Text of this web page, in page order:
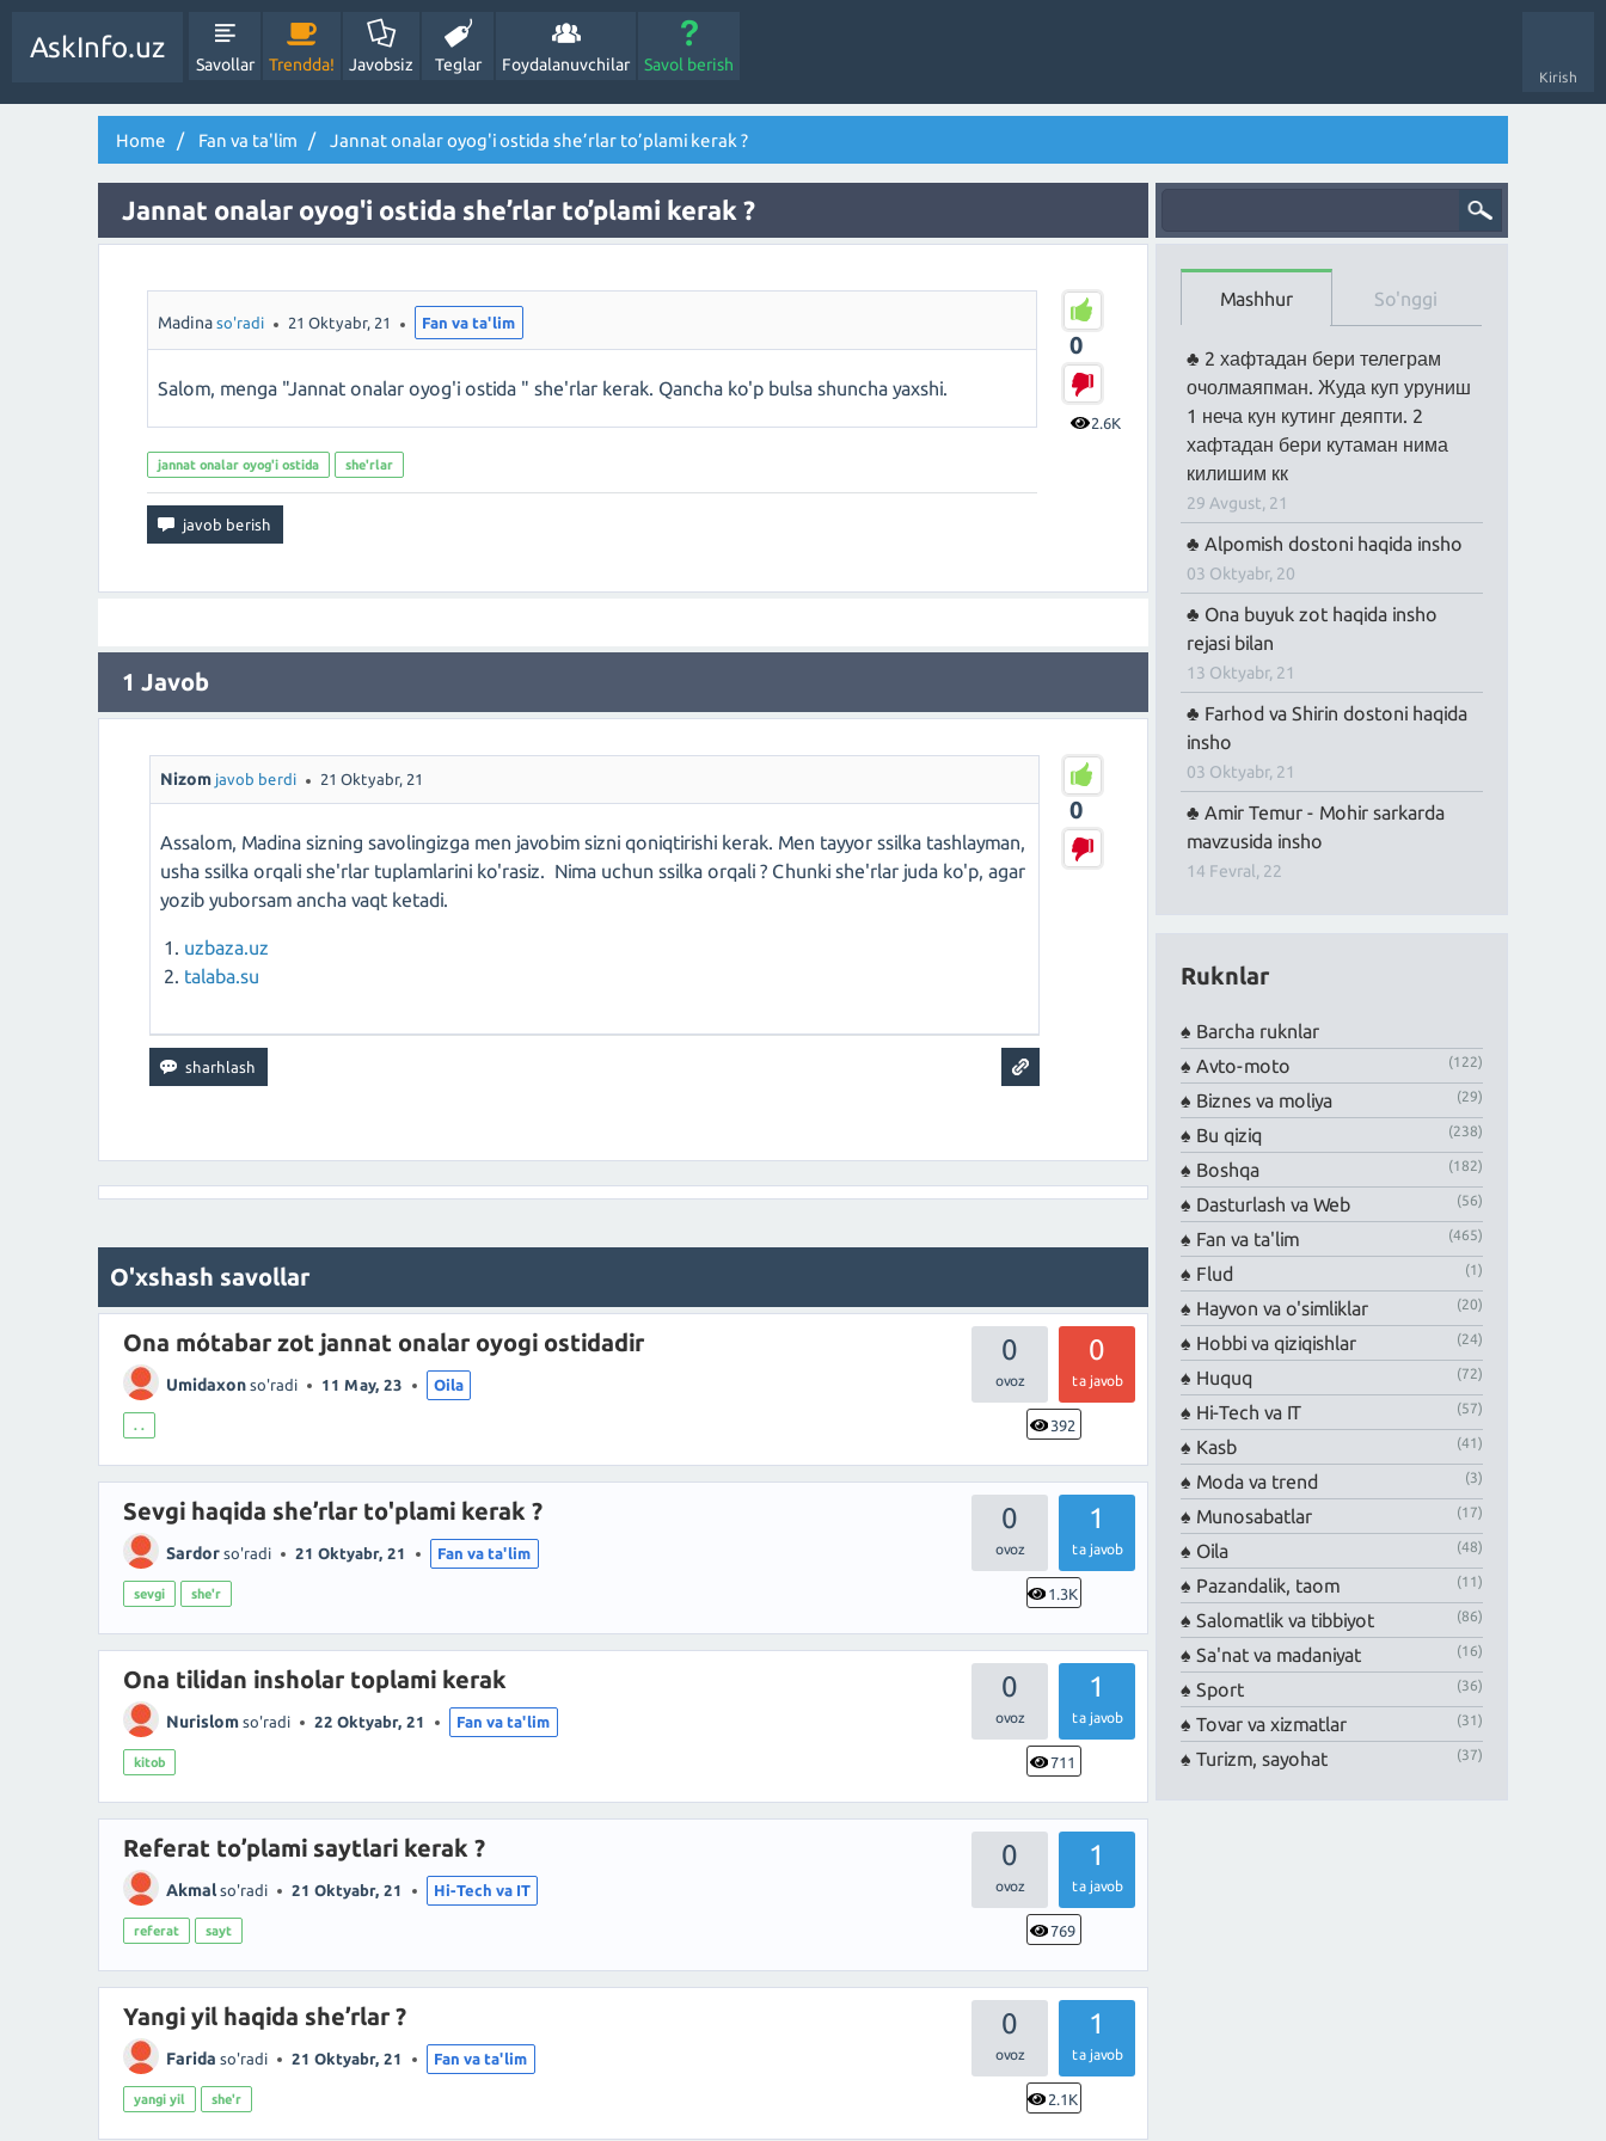
Kirish
AskInfo.uz
Savollar Trendda! Javobsiz Teglar Foydalanuvchilar Savol berish
Home Fan va ta'lim Jannat onalar oyog'i ostida she’rlar to’plami kerak ?
Jannat onalar oyog'i ostida she’rlar to’plami kerak ?
0
2.6K
Madina so'radi 21 Oktyabr, 21 Fan va ta'lim
Salom, menga "Jannat onalar oyog'i ostida " she'rlar kerak. Qancha ko'p bulsa shuncha yaxshi.
jannat onalar oyog'i ostida she'rlar
1 Javob
0
Nizom javob berdi 21 Oktyabr, 21
Assalom, Madina sizning savolingizga men javobim sizni qoniqtirishi kerak. Men tayyor ssilka tashlayman,
usha ssilka orqali she'rlar tuplamlarini ko'rasiz. Nima uchun ssilka orqali ? Chunki she'rlar juda ko'p, agar
yozib yuborsam ancha vaqt ketadi.
uzbaza.uz
talaba.su
O'xshash savollar
0 0
ta javob
392
Ona mótabar zot jannat onalar oyogi ostidadir
Umidaxon so'radi 11 May, 23 Oila
. .
0 1
ta javob
1.3K
Sevgi haqida she’rlar to'plami kerak ?
Sardor so'radi 21 Oktyabr, 21 Fan va ta'lim
sevgi she'r
0 1
ta javob
711
Ona tilidan insholar toplami kerak
Nurislom so'radi 22 Oktyabr, 21 Fan va ta'lim
kitob
0 1
ta javob
769
Referat to’plami saytlari kerak ?
Akmal so'radi 21 Oktyabr, 21 Hi-Tech va IT
referat sayt
0 1
ta javob
2.1K
Yangi yil haqida she’rlar ?
Farida so'radi 21 Oktyabr, 21 Fan va ta'lim
yangi yil she'r
Mashhur So'nggi
2 хафтадан бери телеграм
очолмаяпман. Жуда куп уруниш
1 неча кун кутинг деяпти. 2
хафтадан бери кутаман нима
килишим кк
29 Avgust, 21
Alpomish dostoni haqida insho
03 Oktyabr, 20
Ona buyuk zot haqida insho
rejasi bilan
13 Oktyabr, 21
Farhod va Shirin dostoni haqida
insho
03 Oktyabr, 21
Amir Temur - Mohir sarkarda
mavzusida insho
14 Fevral, 22
Ruknlar
Barcha ruknlar
Avto-moto
(122)
Biznes va moliya (29)
Bu qiziq (238)
Boshqa (182)
Dasturlash va Web (56)
Fan va ta'lim (465)
Flud (1)
Hayvon va o'simliklar (20)
Hobbi va qiziqishlar (24)
Huquq (72)
Hi-Tech va IT (57)
Kasb (41)
Moda va trend (3)
Munosabatlar (17)
Oila (48)
Pazandalik, taom (11)
Salomatlik va tibbiyot (86)
Sa'nat va madaniyat (16)
Sport (36)
Tovar va xizmatlar (31)
Turizm, sayohat (37)